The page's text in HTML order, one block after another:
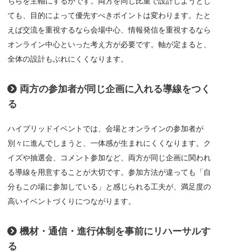
ても、目的によって優先すべきポイントは変わります。たと
えば交流を重視するなら会場中心、情報発信を重視するなら
オンライン中心といった考え方が必要です。軸が定まると、
全体の設計もぶれにくくなります。
両方の参加者が同じ企画に入れる導線をつく
る
ハイブリッドイベントでは、会場とオンラインの参加者が
別々に進んでしまうと、一体感が生まれにくくなります。ク
イズや抽選会、コメント参加など、両方が同じ企画に関われ
る導線を用意することが大切です。参加方法が違っても「自
分もこの場に参加している」と感じられる工夫が、満足度の
高いイベントづくりにつながります。
機材・通信・進行体制を事前にリハーサルす
る